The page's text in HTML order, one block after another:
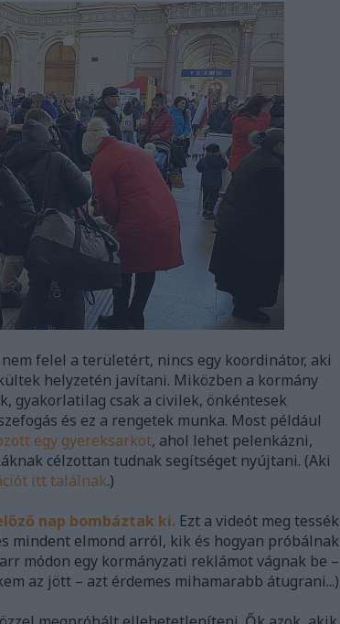
felel a területért, nincs egy koordinátor, aki
helyzetén javítani. Miközben a kormány
gyakorlatilag csak a civilek, önkéntesek
és ez a rengetek munka. Most például
egy gyereksarkot, ahol lehet pelenkázni,
célzottan tudnak segítséget nyújtani. (Aki
itt találnak.)
nap bombáztak ki. Ezt a videót meg tessék
mindent elmond arról, kik és hogyan próbálnak
módon egy kormányzati reklámot vágnak be –
az jött – azt érdemes mihamarabb átugrani...)